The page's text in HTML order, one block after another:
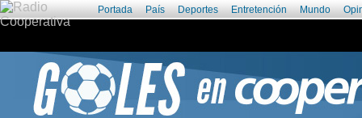
Portada País Deportes Entretención Mundo